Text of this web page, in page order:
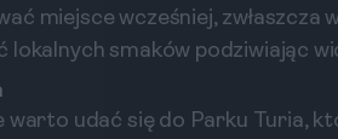
miejsce wcześniej,
lokalnych smaków podziwiając
warto udać się do Parku Turia,